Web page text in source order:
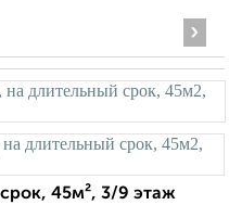
›
45м², 3/9 этаж